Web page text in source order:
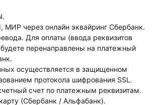
МИР через онлайн эквайринг Сбербанк.
Для оплаты (ввода реквизитов
перенаправлены на платежный
осуществляется в защищенном
протокола шифрования SSL.
счет по платежным реквизитам.
(Сбербанк / Альфабанк).